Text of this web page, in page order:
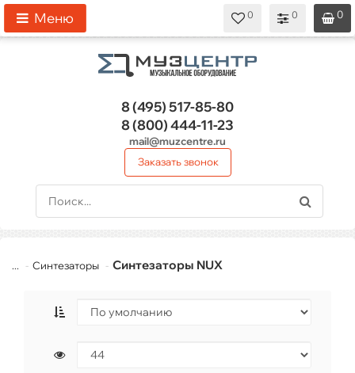
0
0
0
Меню
8 (495)517-85-80
8 (800)444-11-23
mail@muzcentre.ru
Заказать звонок
... Синтезаторы Синтезаторы NUX